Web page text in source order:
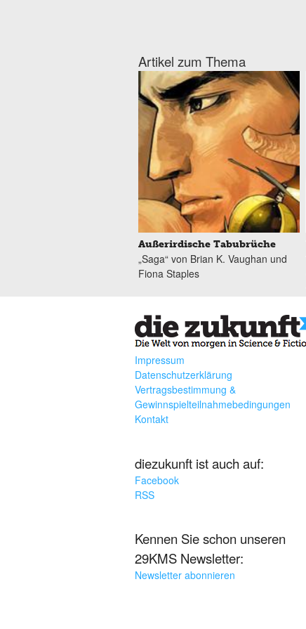
Artikel zum Thema
Außerirdische Tabubrüche
„Saga“ von Brian K. Vaughan und
Fiona Staples
Impressum
Datenschutzerklärung
Vertragsbestimmung &
Gewinnspielteilnahmebedingungen
Kontakt
diezukunft ist auch auf:
Facebook
RSS
Kennen Sie schon unseren
29KMS Newsletter:
Newsletter abonnieren